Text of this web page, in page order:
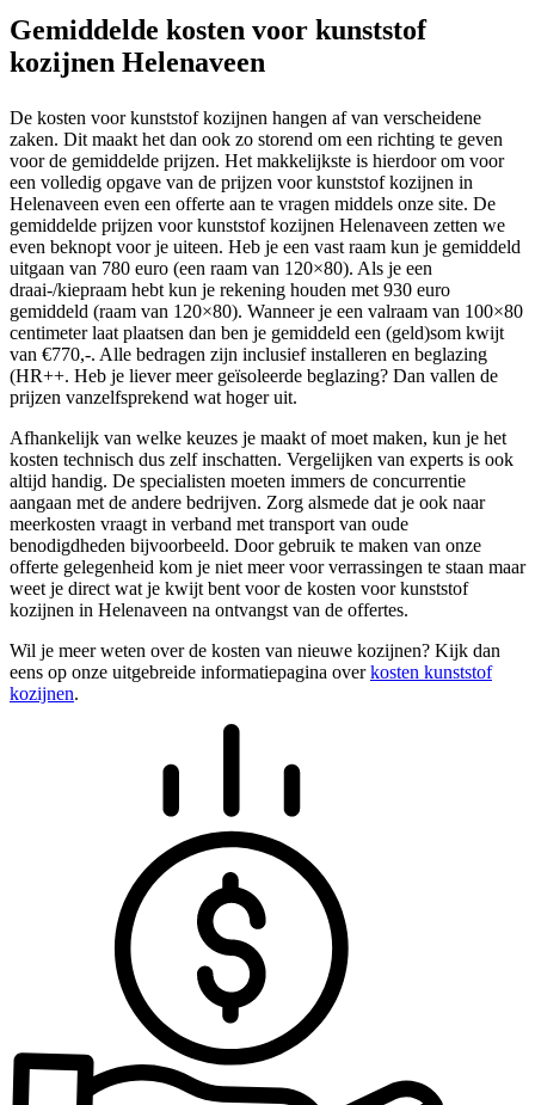
Gemiddelde kosten voor kunststof
kozijnen Helenaveen
De kosten voor kunststof kozijnen hangen af van verscheidene
zaken. Dit maakt het dan ook zo storend om een richting te geven
voor de gemiddelde prijzen. Het makkelijkste is hierdoor om voor
een volledig opgave van de prijzen voor kunststof kozijnen in
Helenaveen even een offerte aan te vragen middels onze site. De
gemiddelde prijzen voor kunststof kozijnen Helenaveen zetten we
even beknopt voor je uiteen. Heb je een vast raam kun je gemiddeld
uitgaan van 780 euro (een raam van 120×80). Als je een
draai-/kiepraam hebt kun je rekening houden met 930 euro
gemiddeld (raam van 120×80). Wanneer je een valraam van 100×80
centimeter laat plaatsen dan ben je gemiddeld een (geld)som kwijt
van €770,-. Alle bedragen zijn inclusief installeren en beglazing
(HR++. Heb je liever meer geïsoleerde beglazing? Dan vallen de
prijzen vanzelfsprekend wat hoger uit.
Afhankelijk van welke keuzes je maakt of moet maken, kun je het
kosten technisch dus zelf inschatten. Vergelijken van experts is ook
altijd handig. De specialisten moeten immers de concurrentie
aangaan met de andere bedrijven. Zorg alsmede dat je ook naar
meerkosten vraagt in verband met transport van oude
benodigdheden bijvoorbeeld. Door gebruik te maken van onze
offerte gelegenheid kom je niet meer voor verrassingen te staan maar
weet je direct wat je kwijt bent voor de kosten voor kunststof
kozijnen in Helenaveen na ontvangst van de offertes.
Wil je meer weten over de kosten van nieuwe kozijnen? Kijk dan
eens op onze uitgebreide informatiepagina overkosten kunststof
kozijnen.